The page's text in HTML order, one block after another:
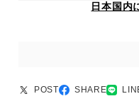
日本国内
POST SHARE